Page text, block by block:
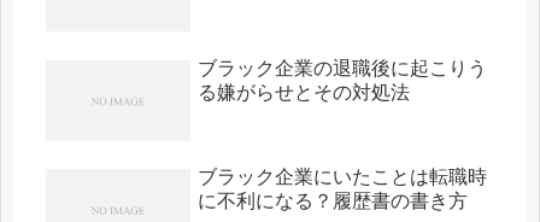
ブラック企業の退職後に起こりう
る嫌がらせとその対処法
ブラック企業にいたことは転職時
に不利になる？履歴書の書き方